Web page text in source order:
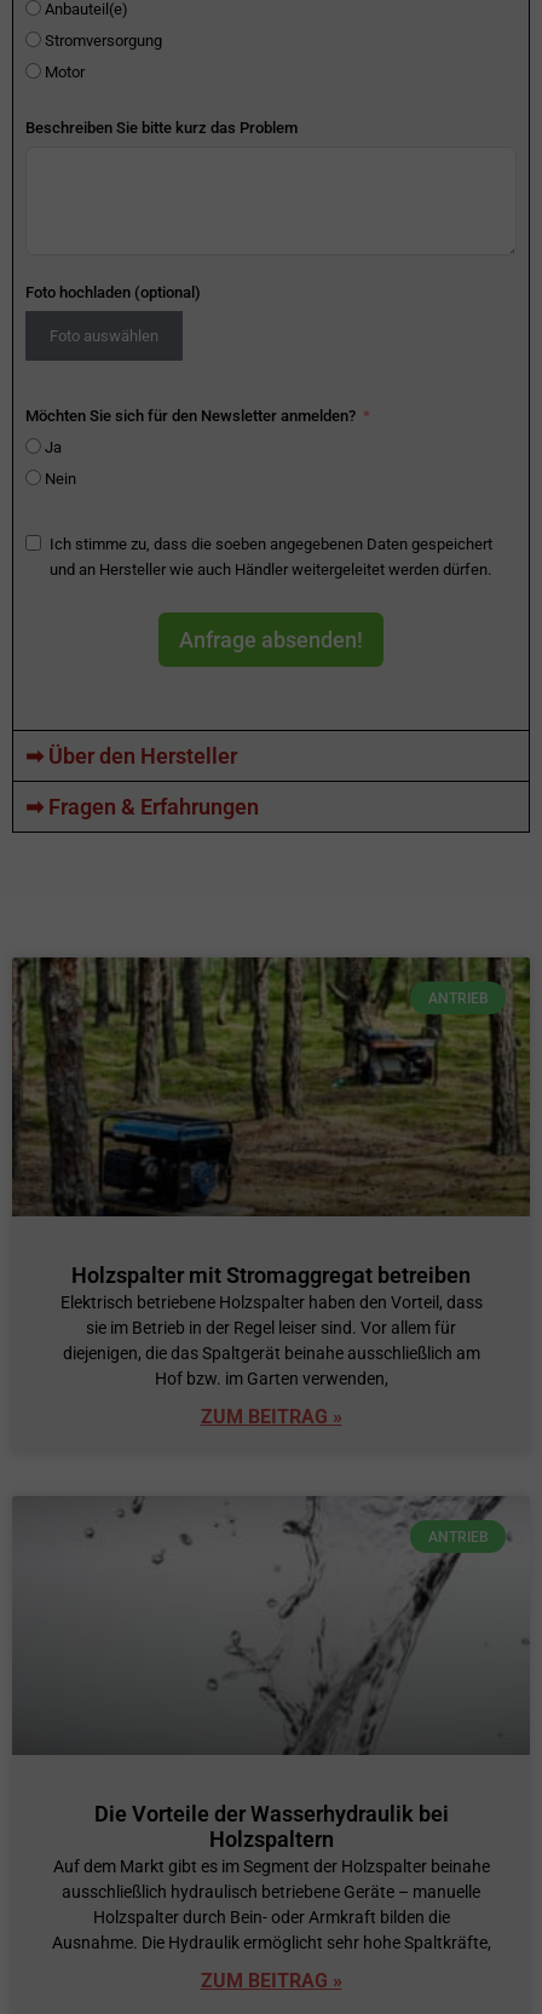
Anbauteil(e)
Stromversorgung
Motor
Beschreiben Sie bitte kurz das Problem
Foto hochladen (optional)
Foto auswählen
Möchten Sie sich für den Newsletter anmelden?
Ja
Nein
Ich stimme zu, dass die soeben angegebenen Daten gespeichert
und an Hersteller wie auch Händler weitergeleitet werden dürfen.
Anfrage absenden!
➡ Über den Hersteller
➡ Fragen & Erfahrungen
ANTRIEB
Holzspalter mit Stromaggregat betreiben
Elektrisch betriebene Holzspalter haben den Vorteil, dass
sie im Betrieb in der Regel leiser sind. Vor allem für
diejenigen, die das Spaltgerät beinahe ausschließlich am
Hof bzw. im Garten verwenden,
ZUM BEITRAG »
ANTRIEB
Die Vorteile der Wasserhydraulik bei
Holzspaltern
Auf dem Markt gibt es im Segment der Holzspalter beinahe
ausschließlich hydraulisch betriebene Geräte – manuelle
Holzspalter durch Bein- oder Armkraft bilden die
Ausnahme. Die Hydraulik ermöglicht sehr hohe Spaltkräfte,
ZUM BEITRAG »